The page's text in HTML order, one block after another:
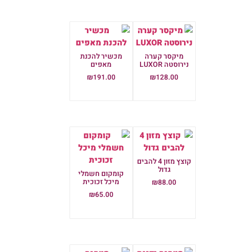
מיקסר קערה
נירוסטה LUXOR
₪128.00
מכשיר להכנת
מאפים
₪191.00
קוצץ מזון 4 להבים
גדול
₪88.00
קומקום חשמלי
מיכל זכוכית
₪65.00